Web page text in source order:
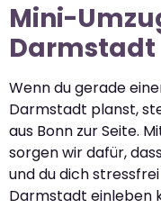
Mini-
Darmstadt
Wenn du gerade
Darmstadt planst,
aus Bonn zur Seite.
sorgen wir dafür,
und du dich
Darmstadt einleben